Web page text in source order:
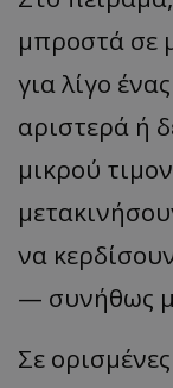
μπροστά σε
για λίγο
αριστερά ή
μικρού
να
— συνήθως
Σε